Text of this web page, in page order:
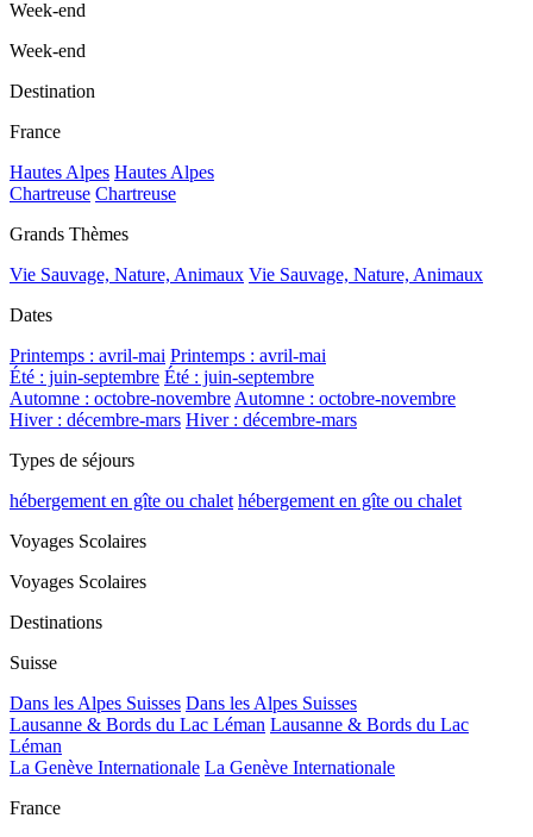
Week-end
Week-end
Destination
France
Hautes Alpes Hautes Alpes
Chartreuse Chartreuse
Grands Thèmes
Vie Sauvage, Nature, Animaux Vie Sauvage, Nature, Animaux
Dates
Printemps : avril-mai Printemps : avril-mai
Été : juin-septembre Été : juin-septembre
Automne : octobre-novembreAutomne : octobre-novembre
Hiver : décembre-mars Hiver : décembre-mars
Types de séjours
hébergement en gîte ou chalet hébergement en gîte ou chalet
Voyages Scolaires
Voyages Scolaires
Destinations
Suisse
Dans les Alpes Suisses Dans les Alpes Suisses
Lausanne & Bords du Lac Léman Lausanne & Bords du Lac
Léman
La Genève Internationale La Genève Internationale
France